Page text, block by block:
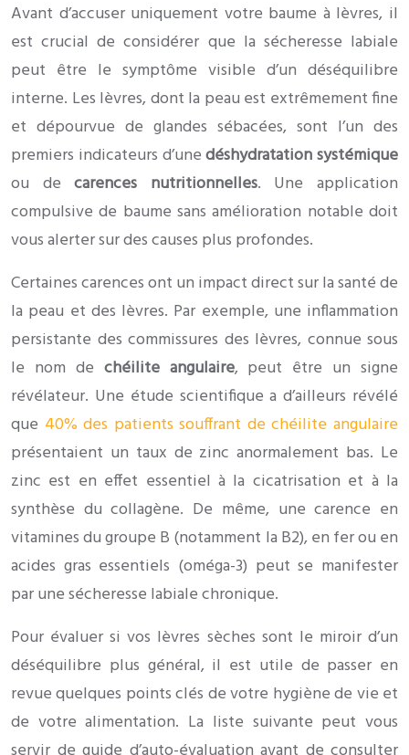
Avant d’accuser uniquement votre baume à lèvres, il
est crucial de considérer que la sécheresse labiale
peut être le symptôme visible d’un déséquilibre
interne. Les lèvres, dont la peau est extrêmement fine
et dépourvue de glandes sébacées, sont l’un des
premiers indicateurs d’unedéshydratation systémique
ou decarences nutritionnelles. Une application
compulsive de baume sans amélioration notable doit
vous alerter sur des causes plus profondes.
Certaines carences ont un impact direct sur la santé de
la peau et des lèvres. Par exemple, une inflammation
persistante des commissures des lèvres, connue sous
le nom de chéilite angulaire, peut être un signe
révélateur. Une étude scientifique a d’ailleurs révélé
que 40% des patients souffrant de chéilite angulaire
présentaient un taux de zinc anormalement bas. Le
zinc est en effet essentiel à la cicatrisation et à la
synthèse du collagène. De même, une carence en
vitamines du groupe B (notamment la B2), en fer ou en
acides gras essentiels (oméga-3) peut se manifester
par une sécheresse labiale chronique.
Pour évaluer si vos lèvres sèches sont le miroir d’un
déséquilibre plus général, il est utile de passer en
revue quelques points clés de votre hygiène de vie et
de votre alimentation. La liste suivante peut vous